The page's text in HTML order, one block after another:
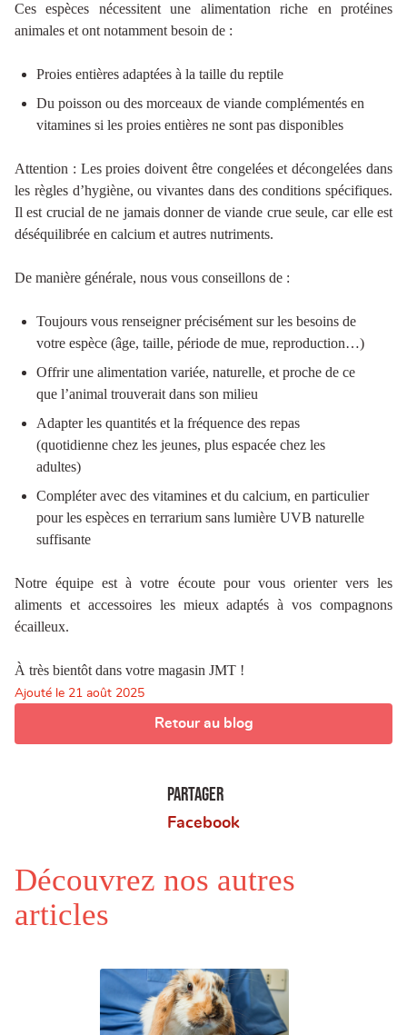
Ces espèces nécessitent une alimentation riche en protéines
animales et ont notamment besoin de :
Proies entières adaptées à la taille du reptile
Du poisson ou des morceaux de viande complémentés en
vitamines si les proies entières ne sont pas disponibles
Attention : Les proies doivent être congelées et décongelées dans
les règles d’hygiène, ou vivantes dans des conditions spécifiques.
Il est crucial de ne jamais donner de viande crue seule, car elle est
déséquilibrée en calcium et autres nutriments.
De manière générale, nous vous conseillons de :
Toujours vous renseigner précisément sur les besoins de
votre espèce (âge, taille, période de mue, reproduction…)
Offrir une alimentation variée, naturelle, et proche de ce
que l’animal trouverait dans son milieu
Adapter les quantités et la fréquence des repas
(quotidienne chez les jeunes, plus espacée chez les
adultes)
Compléter avec des vitamines et du calcium, en particulier
pour les espèces en terrarium sans lumière UVB naturelle
suffisante
Notre équipe est à votre écoute pour vous orienter vers les
aliments et accessoires les mieux adaptés à vos compagnons
écailleux.
À très bientôt dans votre magasin JMT !
Ajouté le 21 août 2025
Retour au blog
Partager
Facebook
Découvrez nos autres
articles